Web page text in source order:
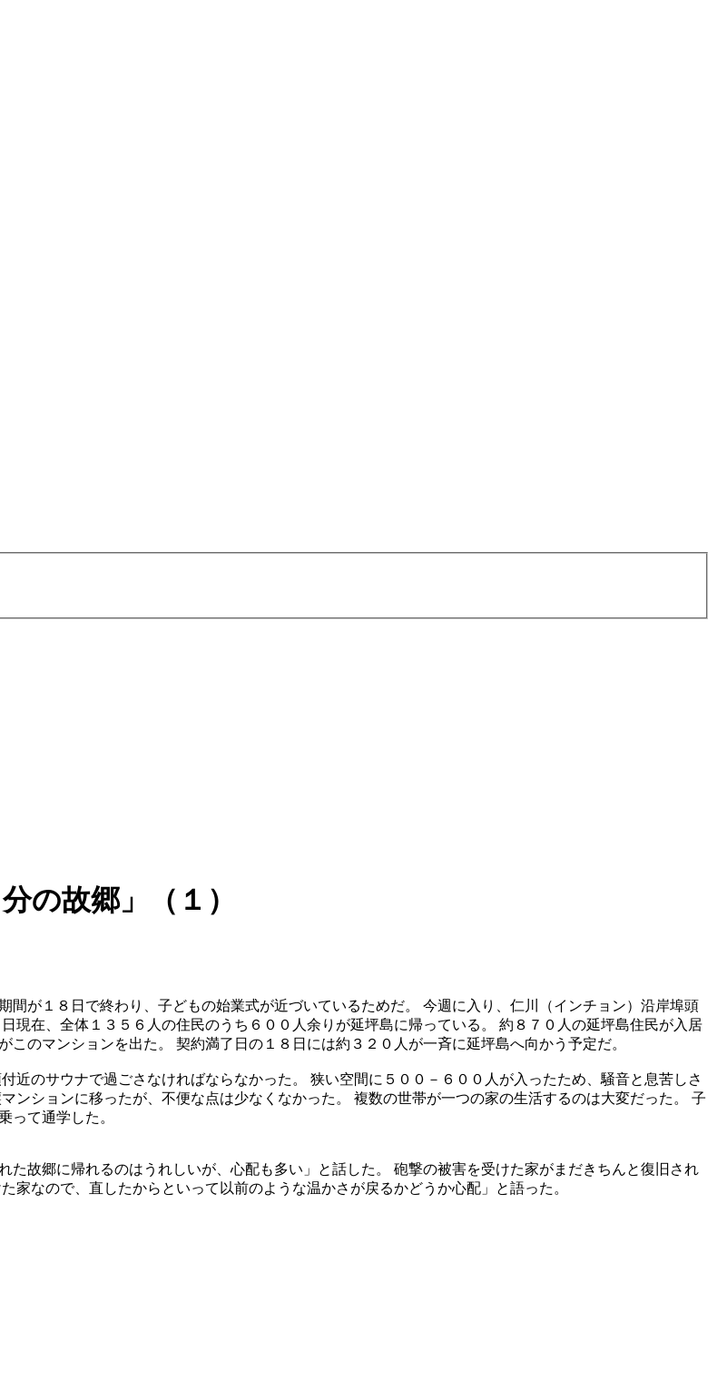
の故郷」（１）
が１８日で終わり、子どもの始業式が近づいているためだ。 今週に入り、仁川（インチョン）沿岸埠頭
現在、全体１３５６人の住民のうち６００人余りが延坪島に帰っている。 約８７０人の延坪島住民が入居
のマンションを出た。 契約満了日の１８日には約３２０人が一斉に延坪島へ向かう予定だ。
近のサウナで過ごさなければならなかった。 狭い空間に５００－６００人が入ったため、騒音と息苦しさ
ンションに移ったが、不便な点は少なくなかった。 複数の世帯が一つの家の生活するのは大変だった。 子
って通学した。
故郷に帰れるのはうれしいが、心配も多い」と話した。 砲撃の被害を受けた家がまだきちんと復旧され
なので、直したからといって以前のような温かさが戻るかどうか心配」と語った。